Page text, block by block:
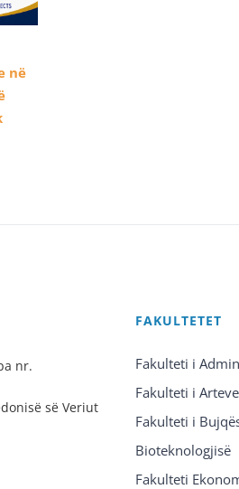
në
nr.
së Veriut
FAKULTETET
Fakulteti i
Fakulteti i Arteve
Fakulteti i
Bioteknologjisë
Fakulteti